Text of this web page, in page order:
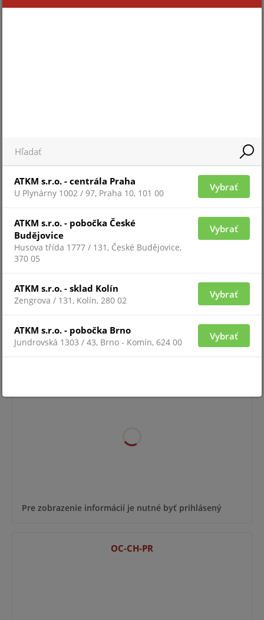
Novinka
Pre zobrazenie informácií je nutné byť prihlásený
OC-MS-M(1U)
Pre zobrazenie informácií je nutné byť prihlásený
OC-CH-PR
ATKM s.r.o. - centrála Praha
U Plynárny 1002 / 97, Praha 10, 101 00
Vybrať
ATKM s.r.o. - pobočka České
Budějovice
Husova třída 1777 / 131, České Budějovice,
370 05
Vybrať
ATKM s.r.o. - sklad Kolín
Zengrova / 131, Kolín, 280 02
Vybrať
ATKM s.r.o. - pobočka Brno
Jundrovská 1303 / 43, Brno - Komín, 624 00
Vybrať